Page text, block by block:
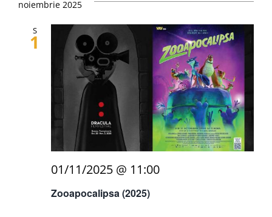
noiembrie 2025
S
1
Zooapocalipsa (2025)
01/11/2025 @ 11:00